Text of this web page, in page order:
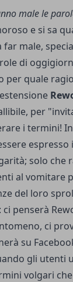
male le
e si sa
far male,
di
per quale
per
i termini!
solo che
al vomitare
del loro
penserà
ci
su
gli utenti
volgari